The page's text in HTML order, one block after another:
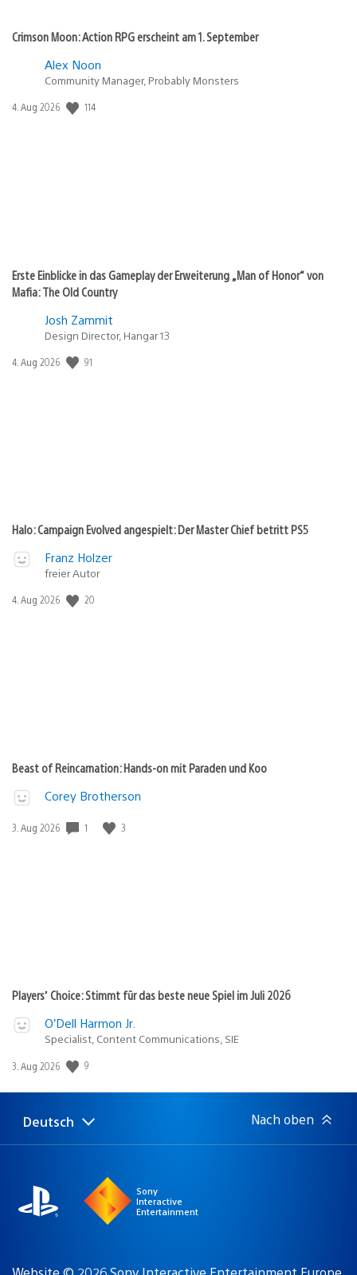
Crimson Moon: Action RPG erscheint am 1. September
Alex Noon
Community Manager, Probably Monsters
Veröffentlichungsdatum:
4. Aug 2026 114
Erste Einblicke in das Gameplay der Erweiterung „Man of Honor“ von
Mafia: The Old Country
Josh Zammit
Design Director, Hangar 13
Veröffentlichungsdatum:
4. Aug 2026 91
Halo: Campaign Evolved angespielt: Der Master Chief betritt PS5
Franz Holzer
freier Autor
Veröffentlichungsdatum:
4. Aug 2026 20
Beast of Reincarnation: Hands-on mit Paraden und Koo
Corey Brotherson
Veröffentlichungsdatum:
3. Aug 2026 1 3
Players’ Choice: Stimmt für das beste neue Spiel im Juli 2026
O’Dell Harmon Jr.
Specialist, Content Communications, SIE
Veröffentlichungsdatum:
3. Aug 2026 9
Select
a
Aktuelle
Region:
Deutsch Nach oben
Sony
Interactive
Entertainment